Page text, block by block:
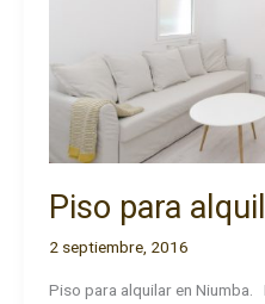
Piso para
2 septiembre, 2016
Piso para alquilar en Niumba.